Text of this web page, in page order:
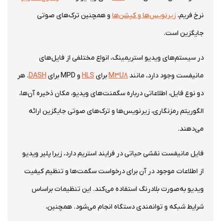
نرخ فریم، زیرنویس‌ها و کپشن‌ها و همچنین ترک‌های صوتی
جایگزین است.
در سیستم‌های ویدیو استریمینگ، انواع مختلفی از فایل‌های
مانیفست وجود دارد، مانند M3U8برای HLS و MPD برای DASH. هر
دو نوع فایل، اطلاعاتی درباره سگمنت‌های ویدیو، مکان ذخیره آن‌ها،
الگوریتم رمزنگاری، زیرنویس‌ها و ترک‌های صوتی جایگزین ارائه
می‌دهند.
فایل مانیفست نقشی حیاتی در فرایند استریم دارد، زیرا پلیر ویدیو
از اطلاعات موجود در آن برای درخواست سگمت‌ها و تنظیم کیفیت
ویدیو به‌صورت بلادرنگ استفاده می‌کند. این تنظیمات براساس
شرایط شبکه و توانمندی دستگاه انجام می‌شود. همچنین،